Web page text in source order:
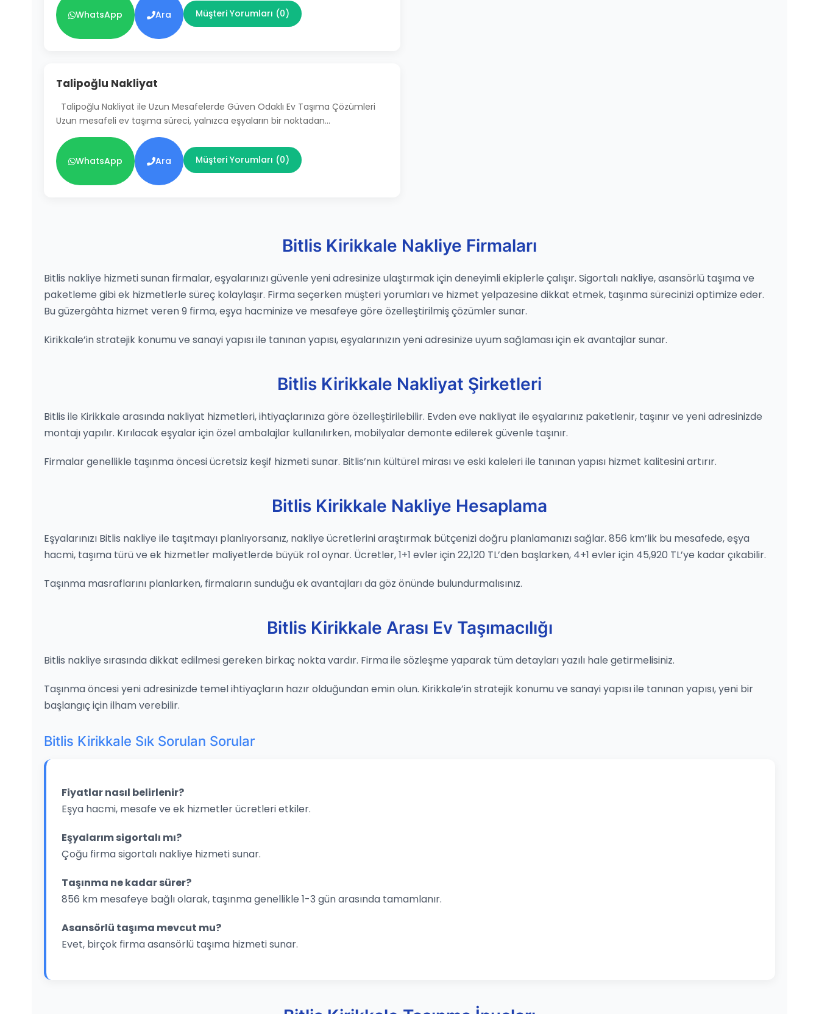
WhatsApp Ara Müşteri Yorumları (0)
Talipoğlu Nakliyat
Talipoğlu Nakliyat ile Uzun Mesafelerde Güven Odaklı Ev Taşıma Çözümleri
Uzun mesafeli ev taşıma süreci, yalnızca eşyaların bir noktadan…
WhatsApp Ara Müşteri Yorumları (0)
Bitlis Kirikkale Nakliye Firmaları
Bitlis nakliye hizmeti sunan firmalar, eşyalarınızı güvenle yeni adresinize ulaştırmak için deneyimli ekiplerle çalışır. Sigortalı nakliye, asansörlü taşıma ve
paketleme gibi ek hizmetlerle süreç kolaylaşır. Firma seçerken müşteri yorumları ve hizmet yelpazesine dikkat etmek, taşınma sürecinizi optimize eder.
Bu güzergâhta hizmet veren 9 firma, eşya hacminize ve mesafeye göre özelleştirilmiş çözümler sunar.
Kirikkale’in stratejik konumu ve sanayi yapısı ile tanınan yapısı, eşyalarınızın yeni adresinize uyum sağlaması için ek avantajlar sunar.
Bitlis Kirikkale Nakliyat Şirketleri
Bitlis ile Kirikkale arasında nakliyat hizmetleri, ihtiyaçlarınıza göre özelleştirilebilir. Evden eve nakliyat ile eşyalarınız paketlenir, taşınır ve yeni adresinizde
montajı yapılır. Kırılacak eşyalar için özel ambalajlar kullanılırken, mobilyalar demonte edilerek güvenle taşınır.
Firmalar genellikle taşınma öncesi ücretsiz keşif hizmeti sunar. Bitlis’nın kültürel mirası ve eski kaleleri ile tanınan yapısı hizmet kalitesini artırır.
Bitlis Kirikkale Nakliye Hesaplama
Eşyalarınızı Bitlis nakliye ile taşıtmayı planlıyorsanız, nakliye ücretlerini araştırmak bütçenizi doğru planlamanızı sağlar. 856 km’lik bu mesafede, eşya
hacmi, taşıma türü ve ek hizmetler maliyetlerde büyük rol oynar. Ücretler, 1+1 evler için 22,120 TL’den başlarken, 4+1 evler için 45,920 TL’ye kadar çıkabilir.
Taşınma masraflarını planlarken, firmaların sunduğu ek avantajları da göz önünde bulundurmalısınız.
Bitlis Kirikkale Arası Ev Taşımacılığı
Bitlis nakliye sırasında dikkat edilmesi gereken birkaç nokta vardır. Firma ile sözleşme yaparak tüm detayları yazılı hale getirmelisiniz.
Taşınma öncesi yeni adresinizde temel ihtiyaçların hazır olduğundan emin olun. Kirikkale’in stratejik konumu ve sanayi yapısı ile tanınan yapısı, yeni bir
başlangıç için ilham verebilir.
Bitlis Kirikkale Sık Sorulan Sorular
Fiyatlar nasıl belirlenir?
Eşya hacmi, mesafe ve ek hizmetler ücretleri etkiler.
Eşyalarım sigortalı mı?
Çoğu firma sigortalı nakliye hizmeti sunar.
Taşınma ne kadar sürer?
856 km mesafeye bağlı olarak, taşınma genellikle 1-3 gün arasında tamamlanır.
Asansörlü taşıma mevcut mu?
Evet, birçok firma asansörlü taşıma hizmeti sunar.